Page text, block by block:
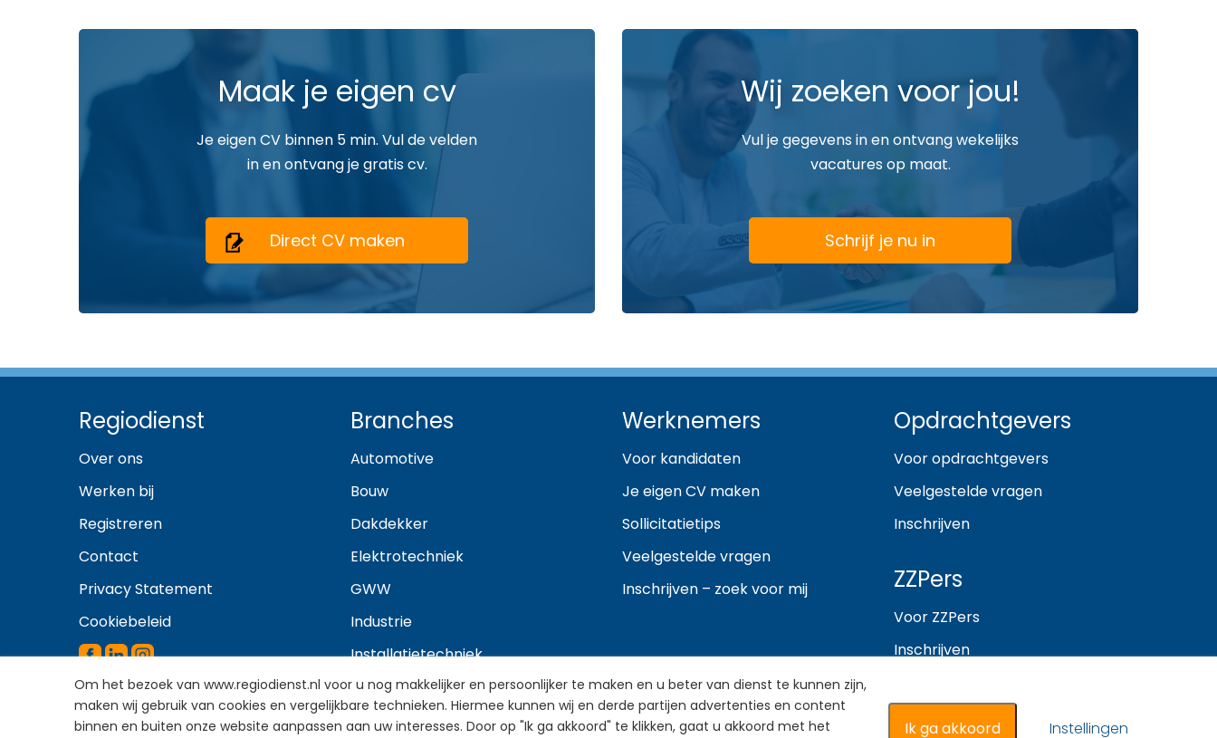
Maak je eigen cv
Je eigen CV binnen 5 min. Vul de velden
in en ontvang je gratis cv.
Direct CV maken
Wij zoeken voor jou!
Vul je gegevens in en ontvang wekelijks
vacatures op maat.
Schrijf je nu in
Regiodienst
Over ons
Werken bij
Registreren
Contact
Privacy Statement
Cookiebeleid
Branches
Automotive
Bouw
Dakdekker
Elektrotechniek
GWW
Industrie
Installatietechniek
Metaalindustrie
Werknemers
Voor kandidaten
Je eigen CV maken
Sollicitatietips
Veelgestelde vragen
Inschrijven – zoek voor mij
Opdrachtgevers
Voor opdrachtgevers
Veelgestelde vragen
Inschrijven
ZZPers
Voor ZZPers
Inschrijven
Om het bezoek van www.regiodienst.nl voor u nog makkelijker en persoonlijker te maken en u beter van dienst te kunnen zijn,
maken wij gebruik van cookies en vergelijkbare technieken. Hiermee kunnen wij en derde partijen advertenties en content
binnen en buiten onze website aanpassen aan uw interesses. Door op "Ik ga akkoord" te klikken, gaat u akkoord met het
Ik ga akkoord Instellingen